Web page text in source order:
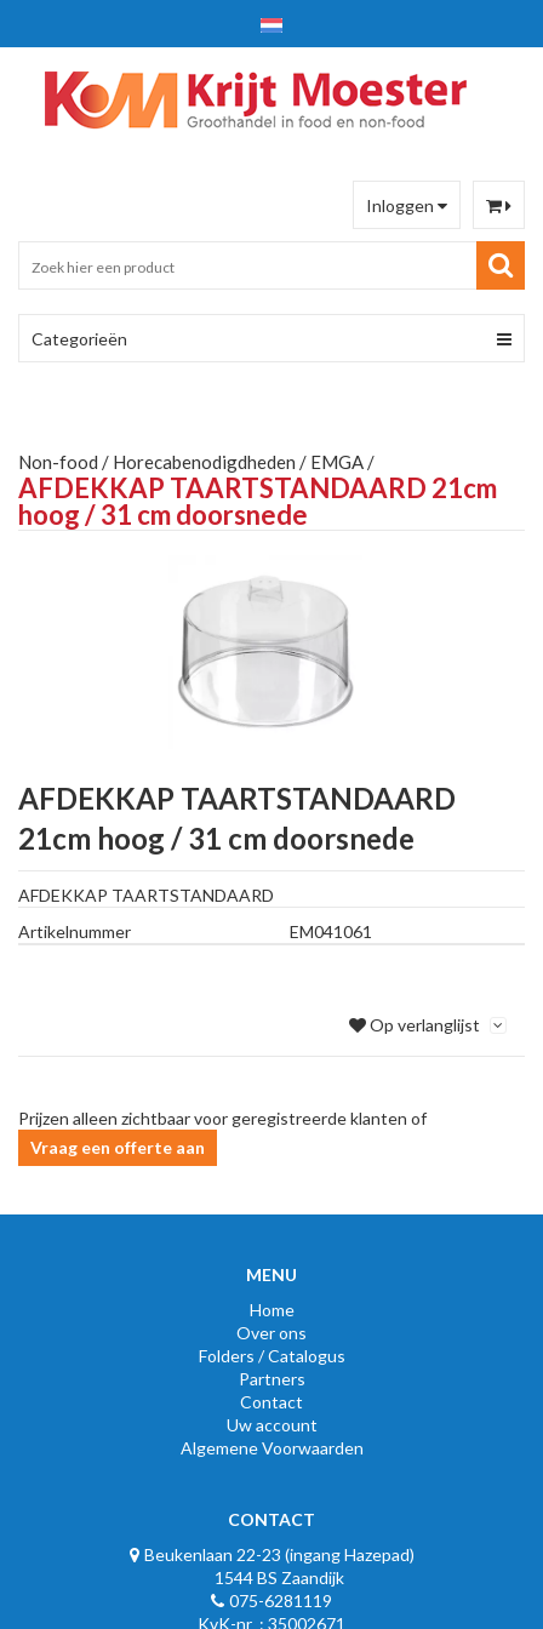
Inloggen
Categorieën
Non-food / Horecabenodigdheden / EMGA/
AFDEKKAP TAARTSTANDAARD 21cm
hoog / 31 cm doorsnede
AFDEKKAP TAARTSTANDAARD
21cm hoog / 31 cm doorsnede
AFDEKKAP TAARTSTANDAARD
Artikelnummer
EM041061
Op verlanglijst
Prijzen alleen zichtbaar voor geregistreerde klanten of
Vraag een offerte aan
MENU
Home
Over ons
Folders / Catalogus
Partners
Contact
Uw account
Algemene Voorwaarden
CONTACT
Beukenlaan 22-23 (ingang Hazepad)
1544 BS Zaandijk
075-6281119
KvK-nr : 35002671